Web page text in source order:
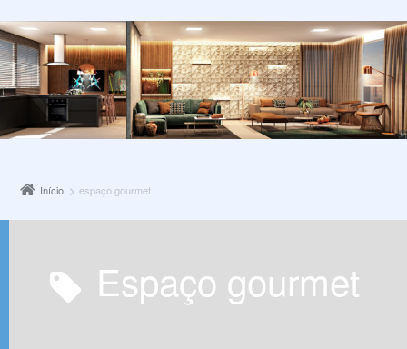
Início espaço gourmet
espaço gourmet